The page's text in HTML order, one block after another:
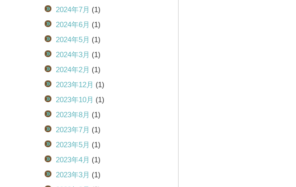
2024年7月 (1)
2024年6月 (1)
2024年5月 (1)
2024年3月 (1)
2024年2月 (1)
2023年12月 (1)
2023年10月 (1)
2023年8月 (1)
2023年7月 (1)
2023年5月 (1)
2023年4月 (1)
2023年3月 (1)